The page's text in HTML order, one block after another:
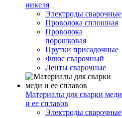
никеля
Электроды сварочные
Проволока сплошная
Проволока
порошковая
Прутки присадочные
Флюс сварочный
Ленты сварочные
Материалы для сварки меди
и ее сплавов
Электроды сварочные